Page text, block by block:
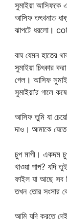
সুমাইয়া আসিফকে
আসিফ তৎখনাত
ঝাপটে ধরলো।
বাঘ যেমন হাতের
সুমাইয়া চিৎকার
গেল। আসিফ
সুমাইয়া’র গালে
আসিফ তুমি যা
দাও। আমাকে
চুপ মাগী। একদম
খাওয়া পাপ? যদি
ফাইল যা আছে সব
তখন তোর সংসার
আমি যদি করতে